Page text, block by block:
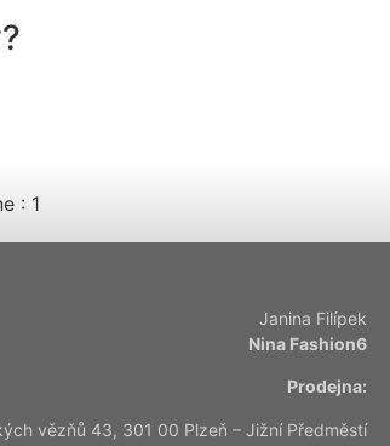
: 1
Janina Filípek
Nina Fashion6
Prodejna:
vězňů 43, 301 00 Plzeň – Jižní Předměstí